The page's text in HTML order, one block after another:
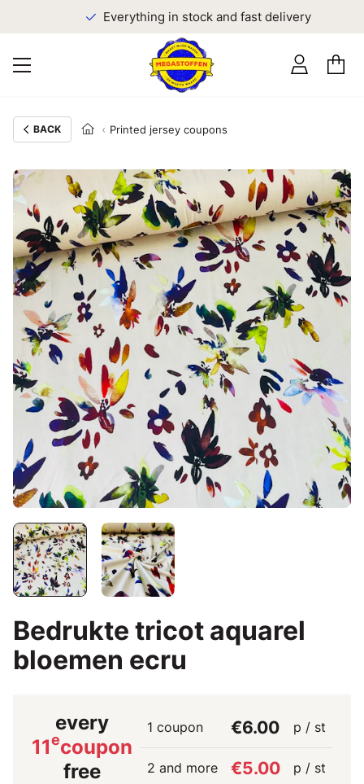
Everything in stock and fast delivery
BACK Printed jersey coupons
Bedrukte tricot aquarel
bloemen ecru
every
11ecoupon
free
1 coupon €6.00 p / st
2 and more €5.00 p / st